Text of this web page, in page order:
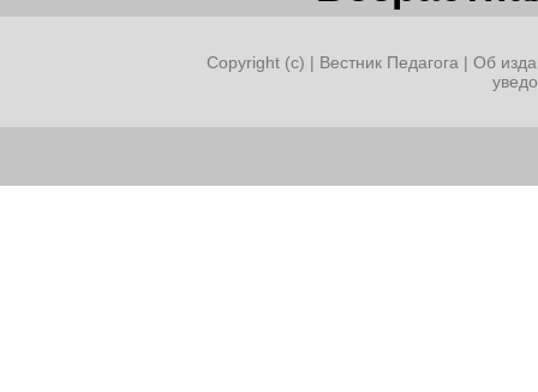
Copyright (c) | Вестник Педагога | Об